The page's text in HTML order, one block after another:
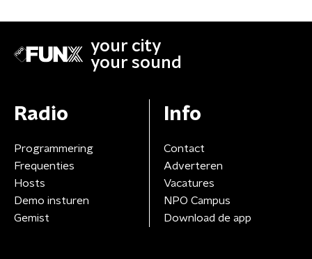
your city
your sound
Radio
Programmering
Frequenties
Hosts
Demo insturen
Gemist
Info
Contact
Adverteren
Vacatures
NPO Campus
Download de app